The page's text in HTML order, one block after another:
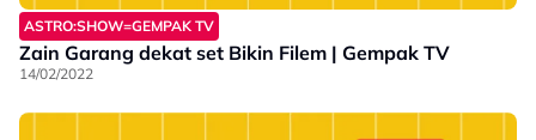
ASTRO:SHOW=GEMPAK TV
Zain Garang dekat set Bikin Filem | Gempak TV
14/02/2022